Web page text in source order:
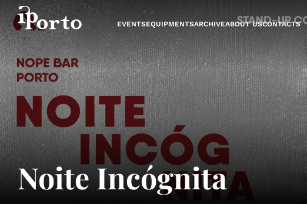
Skip to content
EVENTSEQUIPMENTSARCHIVEABOUT USCONTACTS
Noite Incógnita